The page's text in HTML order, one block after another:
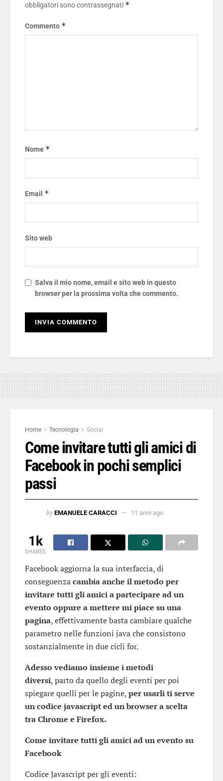
obbligatori sono contrassegnati *
Commento *
Nome *
Email *
Sito web
Salva il mio nome, email e sito web in questo
browser per la prossima volta che commento.
Home Tecnologia Social
Come invitare tutti gli amici di
Facebook in pochi semplici
passi
by EMANUELE CARACCI 11 anni ago
1k
SHARES
Facebook aggiorna la sua interfaccia, di
conseguenzacambia anche il metodo per
invitare tutti gli amici a partecipare ad un
evento oppure a mettere mi piace su una
pagina, effettivamente basta cambiare qualche
parametro nelle funzioni java che consistono
sostanzialmente in due cicli for.
Adesso vediamo insieme i metodi
diversi, parto da quello degli eventi per poi
spiegare quelli per le pagine,per usarli ti serve
un codice javascript ed un browser a scelta
tra Chrome e Firefox.
Come invitare tutti gli amici ad un evento su
Facebook
Codice Javascript per gli eventi: